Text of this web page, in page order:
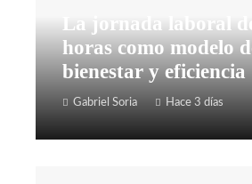
La jornada laboral
horas como modelo
bienestar y eficiencia
Gabriel Soria Hace 3 días